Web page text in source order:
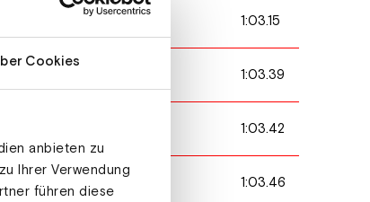
Cookies
anbieten zu
Ihrer Verwendung
führen diese
1:03.15
1:03.39
1:03.42
1:03.46